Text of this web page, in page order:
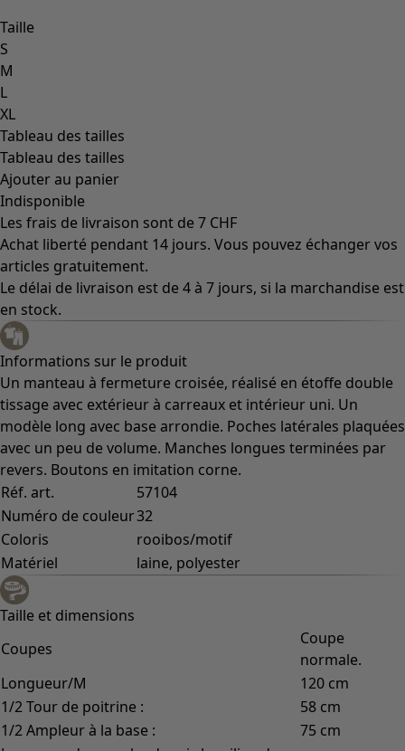
Taille
S
M
L
XL
Tableau des tailles
Tableau des tailles
Ajouter au panier
Indisponible
Les frais de livraison sont de 7 CHF
Achat liberté pendant 14 jours. Vous pouvez échanger vos
articles gratuitement.
Le délai de livraison est de 4 à 7 jours, si la marchandise est
en stock.
Informations sur le produit
Un manteau à fermeture croisée, réalisé en étoffe double
tissage avec extérieur à carreaux et intérieur uni. Un
modèle long avec base arrondie. Poches latérales plaquées
avec un peu de volume. Manches longues terminées par
revers. Boutons en imitation corne.
Réf. art.
57104
Numéro de couleur32
Coloris
rooibos/motif
Matériel
laine, polyester
Taille et dimensions
Coupes
Coupe
normale.
Longueur/M
120 cm
1/2 Tour de poitrine :
58 cm
1/2 Ampleur à la base :
75 cm